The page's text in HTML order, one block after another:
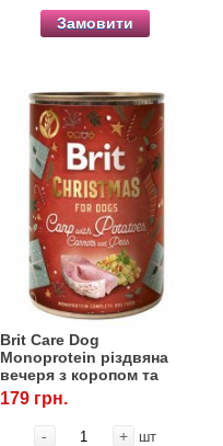
Замовити
Brit Care Dog
Monoprotein різдвяна
вечеря з коропом та
картоплею, 400 г
179 грн.
- + шт